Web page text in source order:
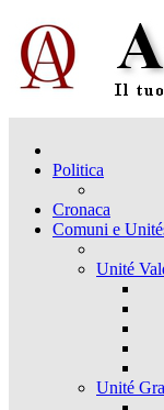
Politica
Cronaca
Comuni e
Unité
Unité